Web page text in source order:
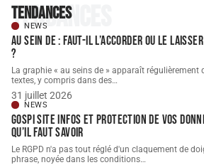
Tendances
Tendances
NEWS
Au sein de : faut-il l’accorder ou le
?
La graphie « au seins de » apparaît régulièrement
textes, y compris dans des…
31 juillet 2026
NEWS
Gospi site infos et protection de vos
qu’il faut savoir
Le RGPD n'a pas tout réglé d'un claquement de
phrase, noyée dans les conditions…